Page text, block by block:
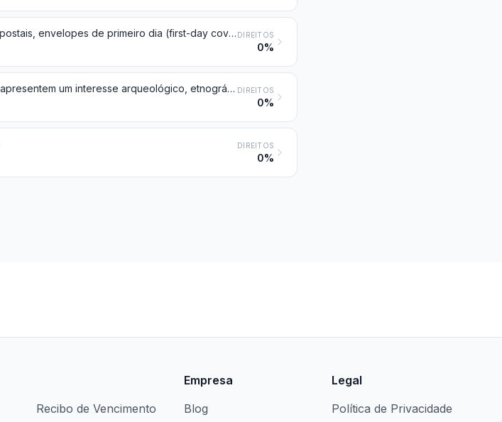
Selos postais, selos fiscais, marcas postais, envelopes de primeiro dia (first-day covers), inteiros postais e semelhantes, obliterados, ou não obliterados, exceto os artigos da posição 4907 DIREITOS
0%
Coleções e peças de coleção que apresentem um interesse arqueológico, etnográfico, histórico, zoológico, botânico, mineralógico, anatómico, paleontológico ou numismático. DIREITOS
0%
DIREITOS
0%
Recibo de Vencimento
Empresa
Blog
Legal
Política de Privacidade